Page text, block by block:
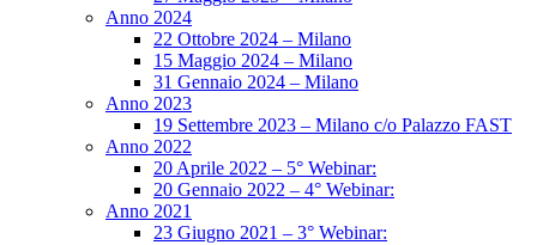
Anno 2024
22 Ottobre 2024 – Milano
15 Maggio 2024 – Milano
31 Gennaio 2024 – Milano
Anno 2023
19 Settembre 2023 – Milano c/o Palazzo FAST
Anno 2022
20 Aprile 2022 – 5° Webinar:
20 Gennaio 2022 – 4° Webinar:
Anno 2021
23 Giugno 2021 – 3° Webinar: